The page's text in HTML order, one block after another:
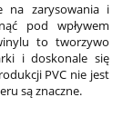
na zarysowania i
pod wpływem
to tworzywo
i doskonale się
PVC nie jest
są znaczne.